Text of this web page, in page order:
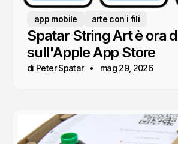
app mobile arte con i fili
Spatar String Art è ora
sull'Apple App Store
di Peter Spatar mag 29, 2026